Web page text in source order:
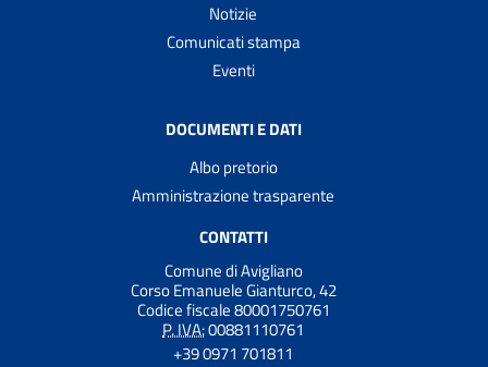
Notizie
Comunicati stampa
Eventi
DOCUMENTI E DATI
Albo pretorio
Amministrazione trasparente
CONTATTI
Comune di Avigliano
Corso Emanuele Gianturco, 42
Codice fiscale 80001750761
P. IVA:00881110761
+39 0971 701811